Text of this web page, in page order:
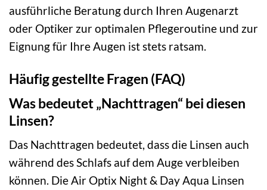
ausführliche Beratung durch Ihren Augenarzt
oder Optiker zur optimalen Pflegeroutine und zur
Eignung für Ihre Augen ist stets ratsam.
Häufig gestellte Fragen (FAQ)
Was bedeutet „Nachttragen“ bei diesen
Linsen?
Das Nachttragen bedeutet, dass die Linsen auch
während des Schlafs auf dem Auge verbleiben
können. Die Air Optix Night & Day Aqua Linsen